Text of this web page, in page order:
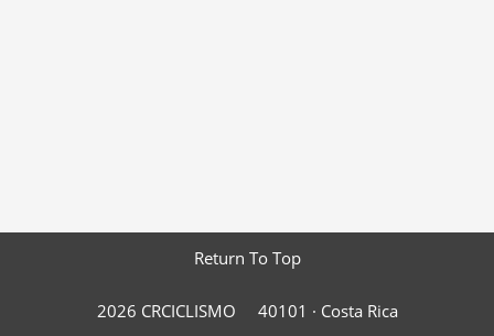
Return To Top
2026 CRCICLISMO 40101 · Costa Rica